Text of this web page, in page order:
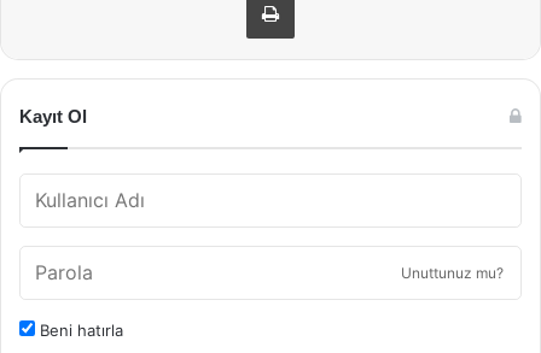
Kayıt Ol
Unuttunuz mu?
Beni hatırla